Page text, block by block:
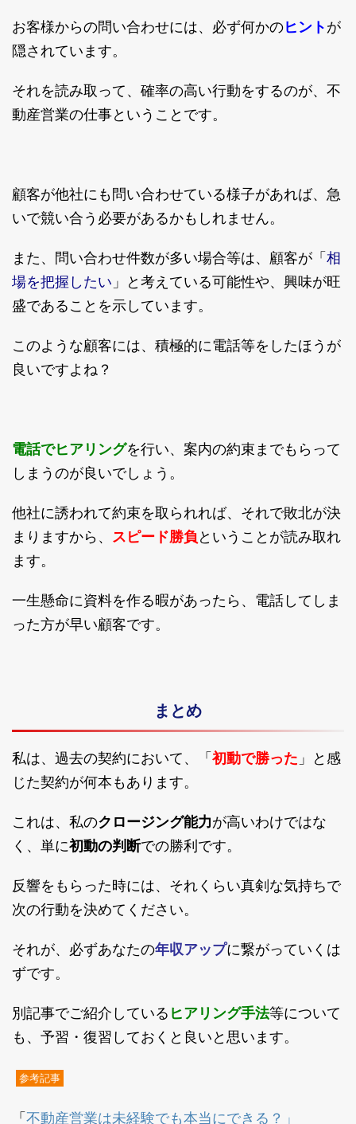
お客様からの問い合わせには、必ず何かのヒント が
隠されています。
それを読み取って、確率の高い行動をするのが、不
動産営業の仕事ということです。
顧客が他社にも問い合わせている様子があれば、急
いで競い合う必要があるかもしれません。
また、問い合わせ件数が多い場合等は、顧客が「 相
場を把握したい 」と考えている可能性や、興味が旺
盛であることを示しています。
このような顧客には、積極的に電話等をしたほうが
良いですよね？
電話でヒアリングを行い、案内の約束までもらって
しまうのが良いでしょう。
他社に誘われて約束を取られれば、それで敗北が決
まりますから、 スピード勝負 ということが読み取れ
ます。
一生懸命に資料を作る暇があったら、電話してしま
った方が早い顧客です。
まとめ
私は、過去の契約において、「 初動で勝った 」と感
じた契約が何本もあります。
これは、私のクロージング能力が高いわけではな
く、単に初動の判断での勝利です。
反響をもらった時には、それくらい真剣な気持ちで
次の行動を決めてください。
それが、必ずあなたの年収アップに繋がっていくは
ずです。
別記事でご紹介している ヒアリング手法等について
も、予習・復習しておくと良いと思います。
参考記事
「 不動産営業は未経験でも本当にできる？」